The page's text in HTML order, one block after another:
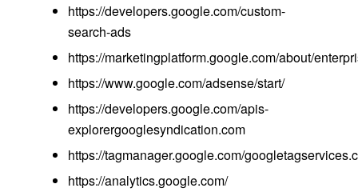
https://developers.google.com/custom-
search-ads
https://marketingplatform.google.com/about/
https://www.google.com/adsense/start/
https://developers.google.com/apis-
explorergooglesyndication.com
https://tagmanager.google.com/
https://analytics.google.com/